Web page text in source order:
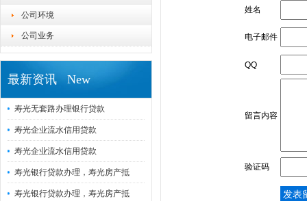
公司环境
公司业务
最新资讯 New
寿光无套路办理银行贷款
寿光企业流水信用贷款
寿光企业流水信用贷款
寿光银行贷款办理，寿光房产抵
寿光银行贷款办理，寿光房产抵
姓名
电子邮件
QQ
留言内容
验证码